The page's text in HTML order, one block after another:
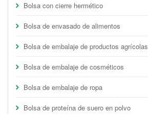
Bolsa con cierre hermético
Bolsa de envasado de alimentos
Bolsa de embalaje de productos agrícolas
Bolsa de embalaje de cosméticos
Bolsa de embalaje de ropa
Bolsa de proteína de suero en polvo